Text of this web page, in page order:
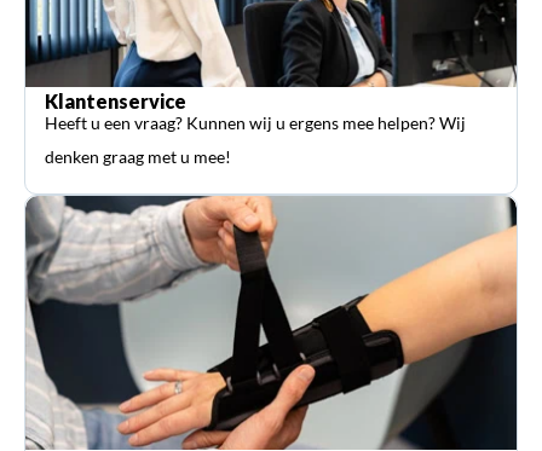
Klantenservice
Heeft u een vraag? Kunnen wij u ergens mee helpen? Wij
denken graag met u mee!